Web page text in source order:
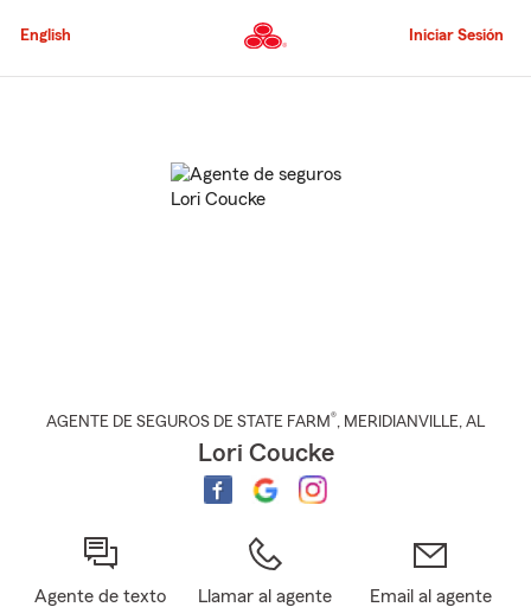
al
principal
English Iniciar Sesión
AGENTE DE SEGUROS DE STATE FARM®, MERIDIANVILLE, AL
Lori Coucke
Agente de texto Llamar al agente Email al agente